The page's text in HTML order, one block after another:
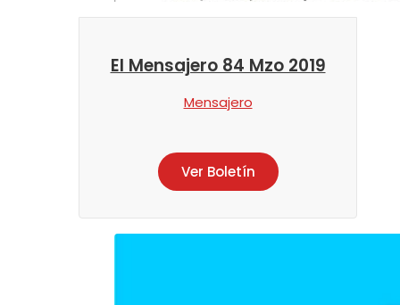
El Mensajero 84 Mzo 2019
Mensajero
Ver Boletín